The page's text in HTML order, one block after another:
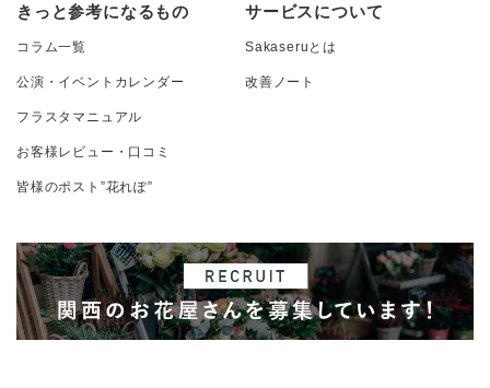
きっと参考になるもの
コラム一覧
公演・イベントカレンダー
フラスタマニュアル
お客様レビュー・口コミ
皆様のポスト”花れぽ”
サービスについて
Sakaseruとは
改善ノート